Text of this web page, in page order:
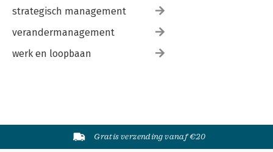
strategisch management
verandermanagement
werk en loopbaan
Gratis verzending vanaf €20